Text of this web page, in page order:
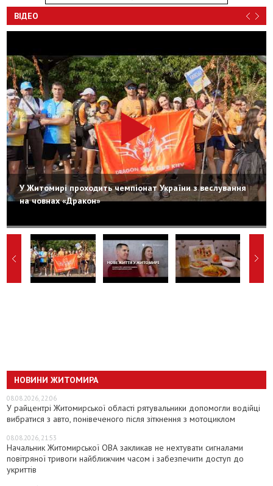
ВІДЕО
У Житомирі проходить чемпіонат України з веслування
на човнах «Дракон»
НОВИНИ ЖИТОМИРА
08.08.2026, 22:06
У райцентрі Житомирської області рятувальники допомогли водійці
вибратися з авто, понівеченого після зіткнення з мотоциклом
08.08.2026, 21:53
Начальник Житомирської ОВА закликав не нехтувати сигналами
повітряної тривоги найближчим часом і забезпечити доступ до
укриттів